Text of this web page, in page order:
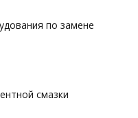
по замене
смазки